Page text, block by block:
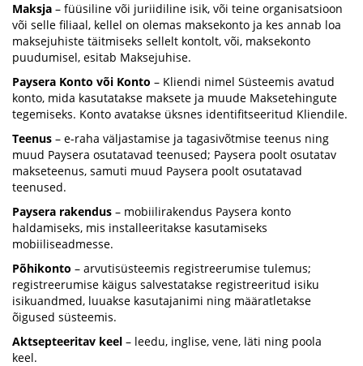
Maksja – füüsiline või juriidiline isik, või teine organisatsioon
või selle filiaal, kellel on olemas maksekonto ja kes annab loa
maksejuhiste täitmiseks sellelt kontolt, või, maksekonto
puudumisel, esitab Maksejuhise.
Paysera Konto või Konto – Kliendi nimel Süsteemis avatud
konto, mida kasutatakse maksete ja muude Maksetehingute
tegemiseks. Konto avatakse üksnes identifitseeritud Kliendile.
Teenus – e-raha väljastamise ja tagasivõtmise teenus ning
muud Paysera osutatavad teenused; Paysera poolt osutatav
makseteenus, samuti muud Paysera poolt osutatavad
teenused.
Paysera rakendus – mobiilirakendus Paysera konto
haldamiseks, mis installeeritakse kasutamiseks
mobiiliseadmesse.
Põhikonto – arvutisüsteemis registreerumise tulemus;
registreerumise käigus salvestatakse registreeritud isiku
isikuandmed, luuakse kasutajanimi ning määratletakse
õigused süsteemis.
Aktsepteeritav keel – leedu, inglise, vene, läti ning poola
keel.